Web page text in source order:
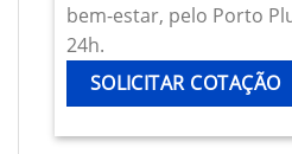
bem-estar, pelo Porto
24h.
SOLICITAR COTAÇÃO